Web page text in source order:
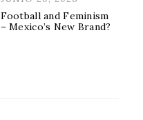
ON
Football and Feminism
– Mexico’s New Brand?